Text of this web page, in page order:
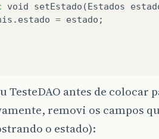
void setEstado (Estados
. estado = estado ;
TesteDAO antes de colocar
removi os campos
o estado):